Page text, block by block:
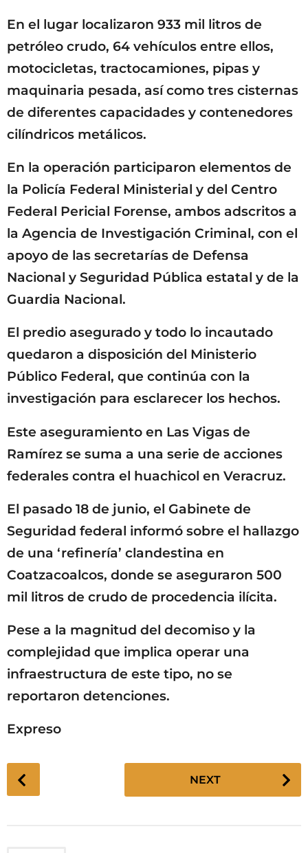
En el lugar localizaron 933 mil litros de
petróleo crudo, 64 vehículos entre ellos,
motocicletas, tractocamiones, pipas y
maquinaria pesada, así como tres cisternas
de diferentes capacidades y contenedores
cilíndricos metálicos.
En la operación participaron elementos de
la Policía Federal Ministerial y del Centro
Federal Pericial Forense, ambos adscritos a
la Agencia de Investigación Criminal, con el
apoyo de las secretarías de Defensa
Nacional y Seguridad Pública estatal y de la
Guardia Nacional.
El predio asegurado y todo lo incautado
quedaron a disposición del Ministerio
Público Federal, que continúa con la
investigación para esclarecer los hechos.
Este aseguramiento en Las Vigas de
Ramírez se suma a una serie de acciones
federales contra el huachicol en Veracruz.
El pasado 18 de junio, el Gabinete de
Seguridad federal informó sobre el hallazgo
de una ‘refinería’ clandestina en
Coatzacoalcos, donde se aseguraron 500
mil litros de crudo de procedencia ilícita.
Pese a la magnitud del decomiso y la
complejidad que implica operar una
infraestructura de este tipo, no se
reportaron detenciones.
Expreso
P
o
NEXT